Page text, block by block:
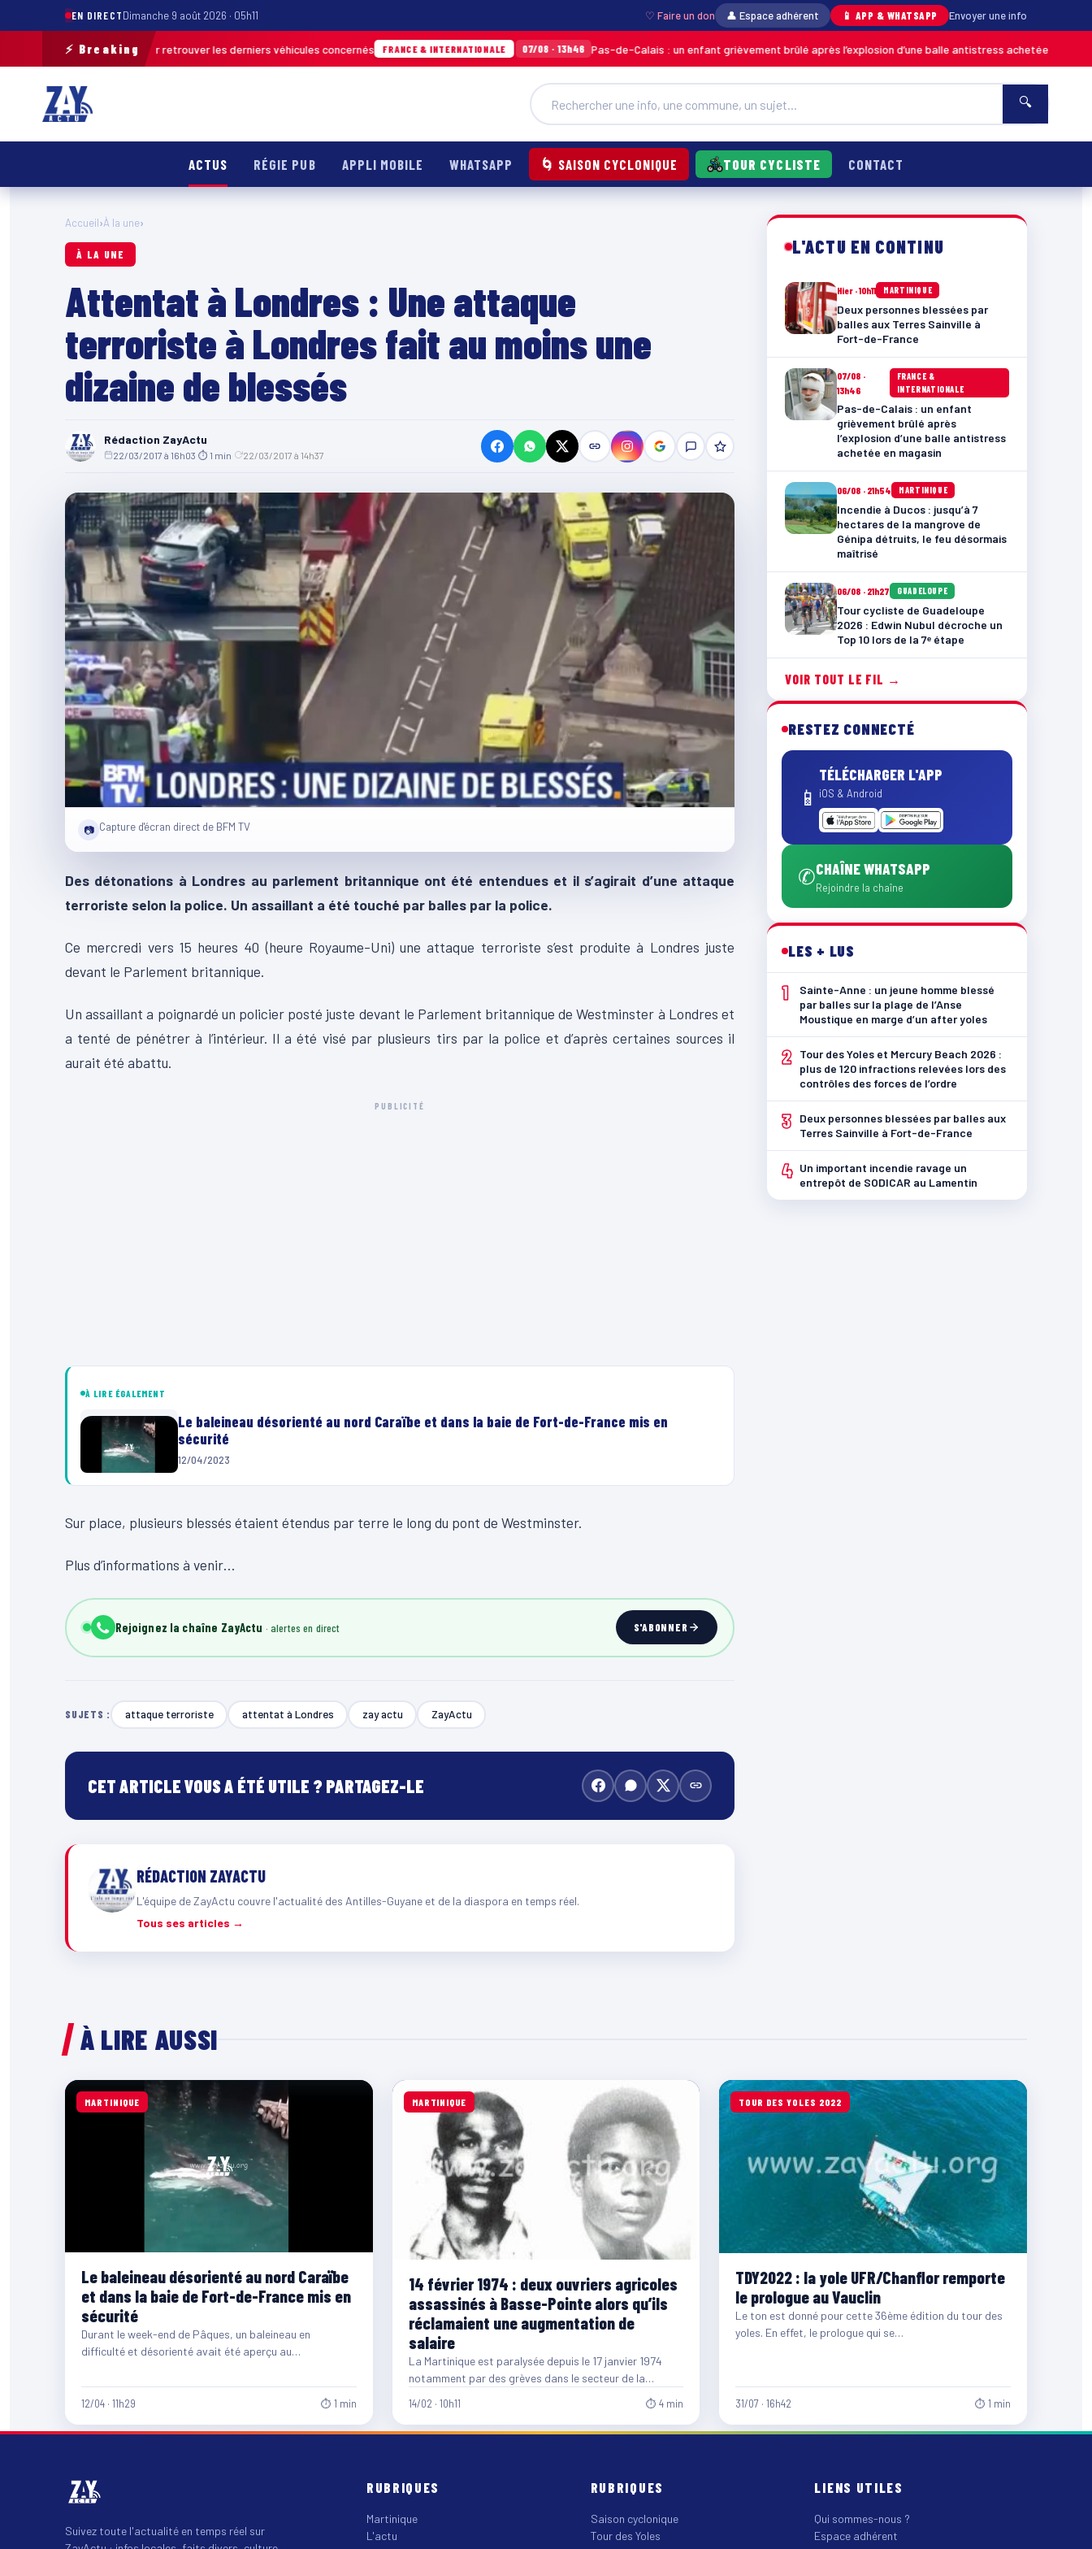
EN DIRECTDimanche 9 août 2026 · 05h11 ♡ Faire un don 👤 Espace adhérent 📱 APP & WHATSAPP Envoyer une info
⚡ Breaking
de terrain pour retrouver les derniers véhicules concernés FRANCE & INTERNATIONALE 07/08 · 13h46 Pas-de-Calais : un enfant grièvement brûlé après l’explosion d’une balle antistress achetée en magasin
🔍
ACTUS RÉGIE PUB APPLI MOBILE WHATSAPP 🌀 SAISON CYCLONIQUE TOUR CYCLISTE CONTACT
Accueil›À la une›
À LA UNE
Attentat à Londres : Une attaque
terroriste à Londres fait au moins une
dizaine de blessés
Rédaction ZayActu
22/03/2017 à 16h03 ⏱ 1 min 22/03/2017 à 14h37
📷 Capture d'écran direct de BFM TV
Des détonations à Londres au parlement britannique ont été entendues et il s’agirait d’une attaque
terroriste selon la police. Un assaillant a été touché par balles par la police.
Ce mercredi vers 15 heures 40 (heure Royaume-Uni) une attaque terroriste s’est produite à Londres juste
devant le Parlement britannique.
Un assaillant a poignardé un policier posté juste devant le Parlement britannique de Westminster à Londres et
a tenté de pénétrer à l’intérieur. Il a été visé par plusieurs tirs par la police et d’après certaines sources il
aurait été abattu.
PUBLICITÉ
À LIRE ÉGALEMENT
Le baleineau désorienté au nord Caraïbe et dans la baie de Fort-de-France mis en
sécurité
12/04/2023
Sur place, plusieurs blessés étaient étendus par terre le long du pont de Westminster.
Plus d’informations à venir…
Rejoignez la chaîne ZayActu S'ABONNER
SUJETS : attaque terroriste attentat à Londres zay actu ZayActu
CET ARTICLE VOUS A ÉTÉ UTILE ? PARTAGEZ-LE
RÉDACTION ZAYACTU
L'équipe de ZayActu couvre l'actualité des Antilles-Guyane et de la diaspora en temps réel.
Tous ses articles →
L'ACTU EN CONTINU
Hier · 10h11 MARTINIQUE
Deux personnes blessées par
balles aux Terres Sainville à
Fort-de-France
07/08 ·
13h46
FRANCE &
INTERNATIONALE
Pas-de-Calais : un enfant
grièvement brûlé après
l’explosion d’une balle antistress
achetée en magasin
06/08 · 21h54 MARTINIQUE
Incendie à Ducos : jusqu’à 7
hectares de la mangrove de
Génipa détruits, le feu désormais
maîtrisé
06/08 · 21h27 GUADELOUPE
Tour cycliste de Guadeloupe
2026 : Edwin Nubul décroche un
Top 10 lors de la 7ᵉ étape
VOIR TOUT LE FIL →
RESTEZ CONNECTÉ
📱
TÉLÉCHARGER L'APP
iOS & Android
✆CHAÎNE WHATSAPP
Rejoindre la chaîne
LES + LUS
1
Sainte-Anne : un jeune homme blessé
par balles sur la plage de l’Anse
Moustique en marge d’un after yoles
2
Tour des Yoles et Mercury Beach 2026 :
plus de 120 infractions relevées lors des
contrôles des forces de l’ordre
3
Deux personnes blessées par balles aux
Terres Sainville à Fort-de-France
4 Un important incendie ravage un
entrepôt de SODICAR au Lamentin
À LIRE AUSSI
MARTINIQUE
Le baleineau désorienté au nord Caraïbe
et dans la baie de Fort-de-France mis en
sécurité
Durant le week-end de Pâques, un baleineau en
difficulté et désorienté avait été aperçu au
12/04 · 11h29 ⏱ 1 min
MARTINIQUE
14 février 1974 : deux ouvriers agricoles
assassinés à Basse-Pointe alors qu’ils
réclamaient une augmentation de
salaire
La Martinique est paralysée depuis le 17 janvier 1974
notamment par des grèves dans le secteur de la…
14/02 · 10h11 ⏱ 4 min
TOUR DES YOLES 2022
TDY2022 : la yole UFR/Chanflor remporte
le prologue au Vauclin
Le ton est donné pour cette 36ème édition du tour des
yoles. En effet, le prologue qui se…
31/07 · 16h42 ⏱ 1 min
Suivez toute l'actualité en temps réel sur
RUBRIQUES
Martinique
L'actu
RUBRIQUES
Saison cyclonique
Tour des Yoles
LIENS UTILES
Qui sommes-nous ?
Espace adhérent